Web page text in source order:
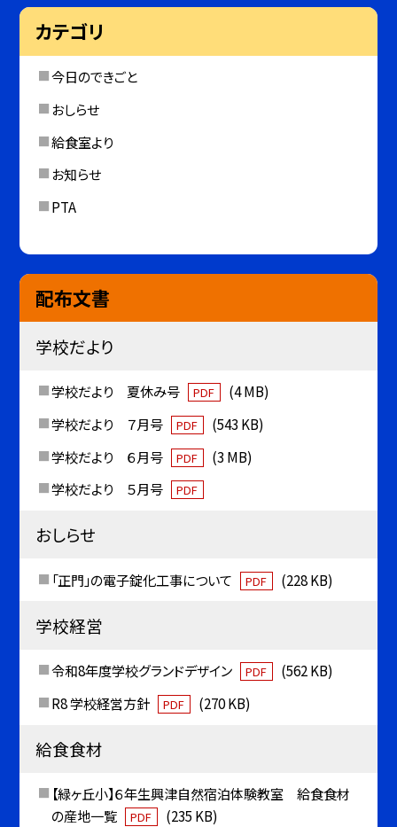
カテゴリ
今日のできごと
おしらせ
給食室より
お知らせ
PTA
配布文書
学校だより
学校だより 夏休み号 PDF
(4 MB)
学校だより ７月号
PDF
(543 KB)
学校だより ６月号
PDF
(3 MB)
学校だより ５月号
PDF
おしらせ
「正門」の電子錠化工事について PDF (228 KB)
学校経営
令和8年度学校グランドデザイン PDF
(562 KB)
R8 学校経営方針
PDF (270 KB)
給食食材
【緑ヶ丘小】６年生興津自然宿泊体験教室 給食食材
の産地一覧
PDF (235 KB)